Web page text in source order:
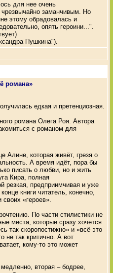
для нее очень
заманчивым. Но
этому обрадовалась и
опять героини...".
Пушкина").
романа»
едкая и претенциозная.
романа Олега Роя. Автора
с романом для
Алине, которая живёт, грезя о
А время идёт, пора бы
писать о любви, но и жить
Кира, полная
резкая, предприимчивая и уже
книги читатель, конечно,
«героев».
По части стилистики не
места, которые сразу хочется
так скоропостижно» и «всё это
не так критично. А вот
кому-то это может
вторая – бодрее,